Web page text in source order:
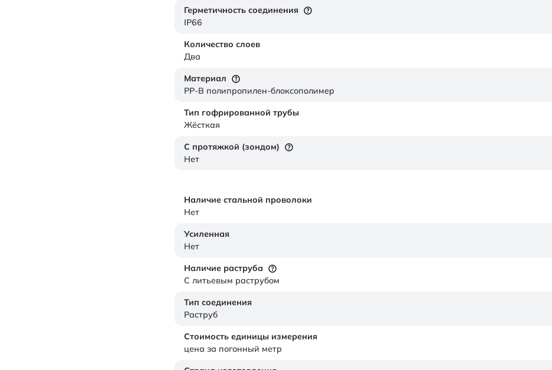
Герметичность соединения
IP66
Количество слоев
Два
Материал
PP-B полипропилен-блоксополимер
Тип гофрированной трубы
Жёсткая
С протяжкой (зондом)
Нет
Наличие стальной проволоки
Нет
Усиленная
Нет
Наличие раструба
С литьевым раструбом
Тип соединения
Раструб
Стоимость единицы измерения
цена за погонный метр